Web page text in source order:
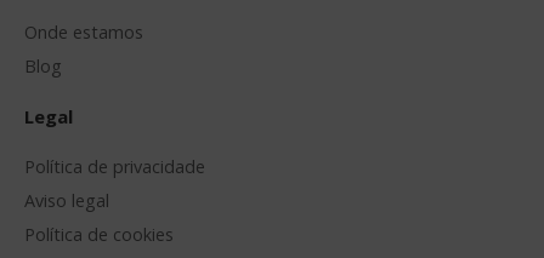
Onde estamos
Blog
Legal
Política de privacidade
Aviso legal
Política de cookies